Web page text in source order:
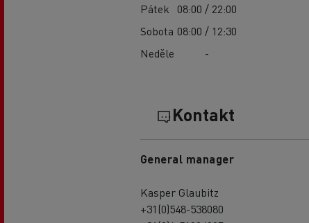
Pátek
08:00 / 22:00
Sobota 08:00 / 12:30
Neděle
-
Kontakt
General manager
Kasper Glaubitz
+31(0)548-538080